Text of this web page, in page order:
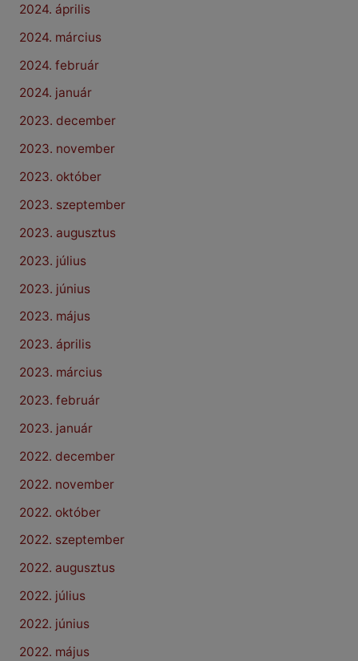
2024. április
2024. március
2024. február
2024. január
2023. december
2023. november
2023. október
2023. szeptember
2023. augusztus
2023. július
2023. június
2023. május
2023. április
2023. március
2023. február
2023. január
2022. december
2022. november
2022. október
2022. szeptember
2022. augusztus
2022. július
2022. június
2022. május